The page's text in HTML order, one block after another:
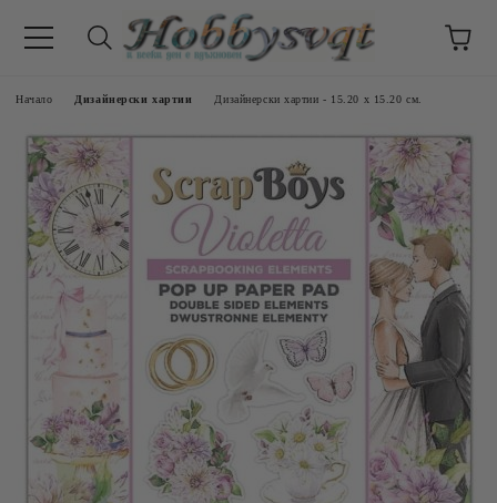
Начало Дизайнерски хартии Дизайнерски хартии - 15.20 х 15.20 см.